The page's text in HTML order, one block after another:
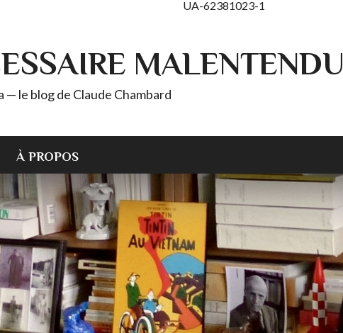
UA-62381023-1
MALENTENDU
le blog de Claude Chambard
À PROPOS